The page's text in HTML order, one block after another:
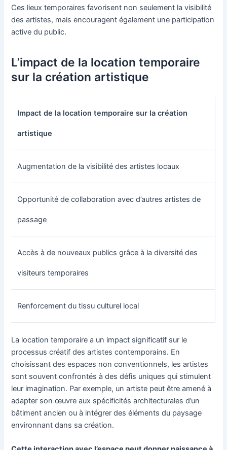
Ces lieux temporaires favorisent non seulement la visibilité
des artistes, mais encouragent également une participation
active du public.
L’impact de la location temporaire
sur la création artistique
Impact de la location temporaire sur la création
artistique
Augmentation de la visibilité des artistes locaux
Opportunité de collaboration avec d’autres artistes de
passage
Accès à de nouveaux publics grâce à la diversité des
visiteurs temporaires
Renforcement du tissu culturel local
La location temporaire a un impact significatif sur le
processus créatif des artistes contemporains. En
choisissant des espaces non conventionnels, les artistes
sont souvent confrontés à des défis uniques qui stimulent
leur imagination. Par exemple, un artiste peut être amené à
adapter son œuvre aux spécificités architecturales d’un
bâtiment ancien ou à intégrer des éléments du paysage
environnant dans sa création.